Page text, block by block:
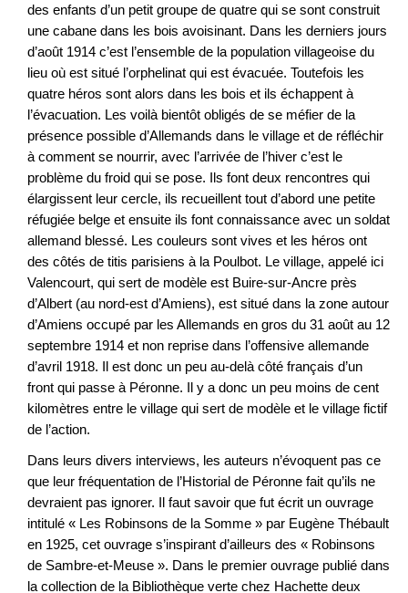
des enfants d’un petit groupe de quatre qui se sont construit
une cabane dans les bois avoisinant. Dans les derniers jours
d’août 1914 c’est l’ensemble de la population villageoise du
lieu où est situé l’orphelinat qui est évacuée. Toutefois les
quatre héros sont alors dans les bois et ils échappent à
l’évacuation. Les voilà bientôt obligés de se méfier de la
présence possible d’Allemands dans le village et de réfléchir
à comment se nourrir, avec l’arrivée de l’hiver c’est le
problème du froid qui se pose. Ils font deux rencontres qui
élargissent leur cercle, ils recueillent tout d’abord une petite
réfugiée belge et ensuite ils font connaissance avec un soldat
allemand blessé. Les couleurs sont vives et les héros ont
des côtés de titis parisiens à la Poulbot. Le village, appelé ici
Valencourt, qui sert de modèle est Buire-sur-Ancre près
d’Albert (au nord-est d’Amiens), est situé dans la zone autour
d’Amiens occupé par les Allemands en gros du 31 août au 12
septembre 1914 et non reprise dans l’offensive allemande
d’avril 1918. Il est donc un peu au-delà côté français d’un
front qui passe à Péronne. Il y a donc un peu moins de cent
kilomètres entre le village qui sert de modèle et le village fictif
de l’action.
Dans leurs divers interviews, les auteurs n’évoquent pas ce
que leur fréquentation de l’Historial de Péronne fait qu’ils ne
devraient pas ignorer. Il faut savoir que fut écrit un ouvrage
intitulé « Les Robinsons de la Somme » par Eugène Thébault
en 1925, cet ouvrage s’inspirant d’ailleurs des « Robinsons
de Sambre-et-Meuse ». Dans le premier ouvrage publié dans
la collection de la Bibliothèque verte chez Hachette deux